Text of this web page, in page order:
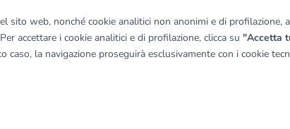
| © OpenStreetMap contributors
sito web, nonché cookie analitici non anonimi e di profilazione,
accettare i cookie analitici e di profilazione, clicca su "Accetta
caso, la navigazione proseguirà esclusivamente con i cookie